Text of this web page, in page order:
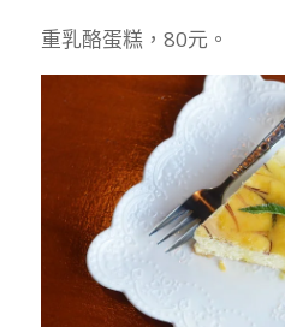
重乳酪蛋糕，80元。